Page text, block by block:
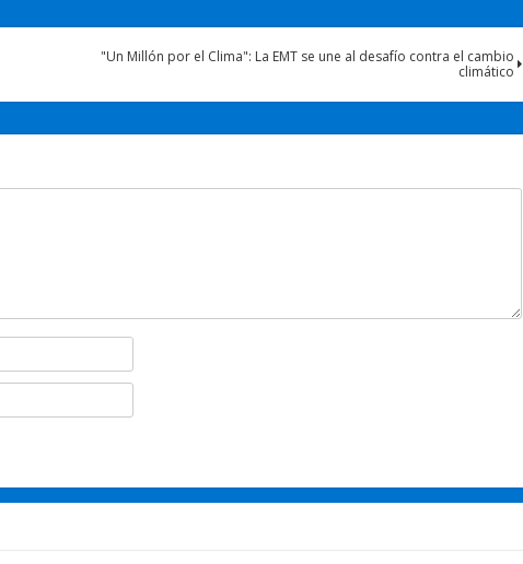
"Un Millón por el Clima": La EMT se une al desafío contra el cambio
climático